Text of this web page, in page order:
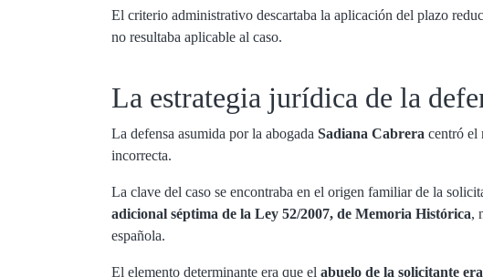
El criterio administrativo descartaba la aplicación del plazo
no resultaba aplicable al caso.
La estrategia jurídica de la
La defensa asumida por la abogada Sadiana Cabrera centró el
incorrecta.
La clave del caso se encontraba en el origen familiar de la
adicional séptima de la Ley 52/2007, de Memoria Histórica,
española.
El elemento determinante era que el abuelo de la solicitante